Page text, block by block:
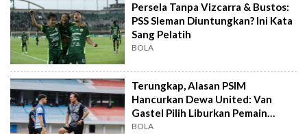
Persela Tanpa Vizcarra & Bustos:
PSS Sleman Diuntungkan? Ini Kata
Sang Pelatih
BOLA
Terungkap, Alasan PSIM
Hancurkan Dewa United: Van
Gastel Pilih Liburkan Pemain
Setelah Kalah
BOLA